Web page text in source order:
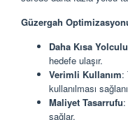
Güzergah
Daha Kısa
hedefe ulaşır.
Verimli Kullanım:
kullanılması
Maliyet Tasarrufu
sağlar.